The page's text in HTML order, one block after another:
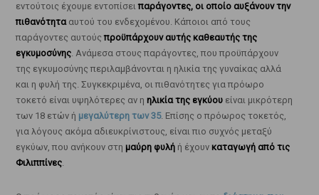
εντούτοις έχουμε εντοπίσειπαράγοντες, οι οποίο αυξάνουν την
πιθανότητααυτού του ενδεχομένου. Κάποιοι από τους
παράγοντες αυτούςπροϋπάρχουν αυτής καθεαυτής της
εγκυμοσύνης. Ανάμεσα στους παράγοντες, που προϋπάρχουν
της εγκυμοσύνης περιλαμβάνονται η ηλικία της γυναίκας αλλά
και η φυλή της. Συγκεκριμένα, οι πιθανότητες για πρόωρο
τοκετό είναι υψηλότερες αν η ηλικία της εγκύουείναι μικρότερη
των 18 ετών ή μεγαλύτερη των 35. Επίσης ο πρόωρος τοκετός,
για λόγους ακόμα αδιευκρίνιστους, είναι πιο συχνός μεταξύ
εγκύων, που ανήκουν στη μαύρη φυλήή έχουν καταγωγή από τις
Φιλιππίνες.